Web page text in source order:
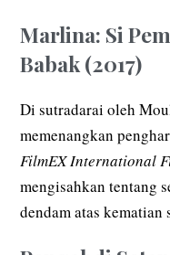
Marlina: Si
Babak (2017)
Di sutradarai oleh
memenangkan
FilmEX International
mengisahkan tentang
dendam atas kematian